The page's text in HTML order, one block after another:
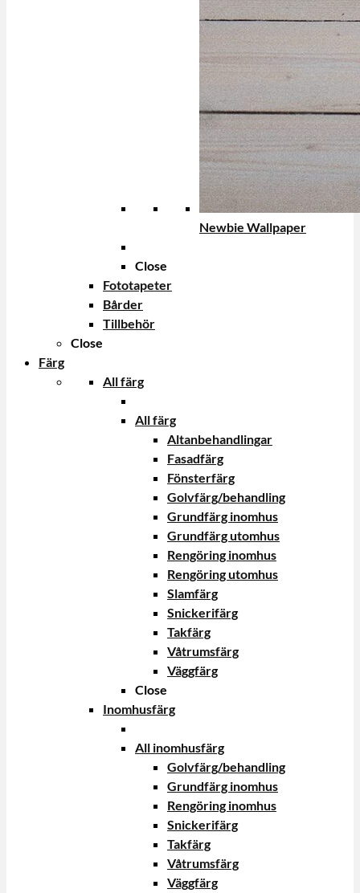
Newbie Wallpaper
Close
Fototapeter
Bårder
Tillbehör
Close
Färg
All färg
All färg
Altanbehandlingar
Fasadfärg
Fönsterfärg
Golvfärg/behandling
Grundfärg inomhus
Grundfärg utomhus
Rengöring inomhus
Rengöring utomhus
Slamfärg
Snickerifärg
Takfärg
Våtrumsfärg
Väggfärg
Close
Inomhusfärg
All inomhusfärg
Golvfärg/behandling
Grundfärg inomhus
Rengöring inomhus
Snickerifärg
Takfärg
Våtrumsfärg
Väggfärg